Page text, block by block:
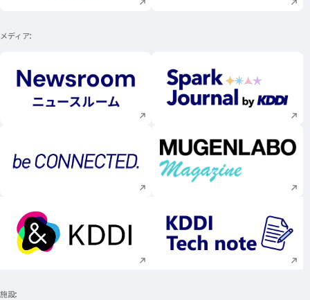
メディア
新規ウィンドウで開く 新規ウィンドウで
新規ウィンドウで開く 新規ウィンドウで
新規ウィンドウで開く 新規ウィンドウで
施設